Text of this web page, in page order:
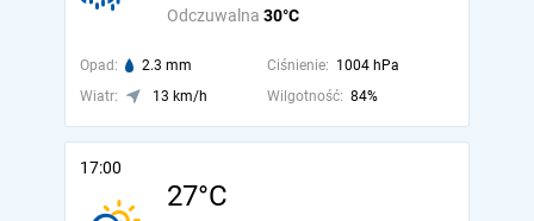
Odczuwalna 30°C
Opad: 2.3 mm Ciśnienie: 1004 hPa
Wiatr:
13 km/h Wilgotność: 84%
17:00
27°C